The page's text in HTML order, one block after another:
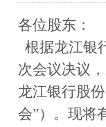
各位股东：
根据龙江银
次会议决议
龙江银行股
会”）。现将